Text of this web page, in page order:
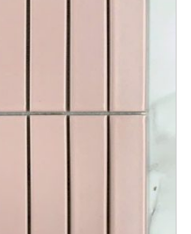
phối gạch thẻ nói riêng
mang lại không gian độc
hiện nay. Hãy nhanh